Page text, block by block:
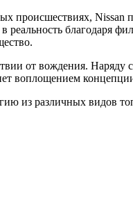
происшествиях, Nissan
благодаря
от вождения. Наряду
воплощением
из различных видов